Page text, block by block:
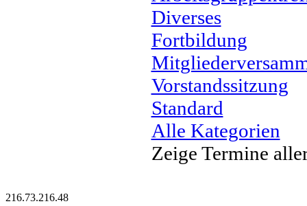
Diverses
Fortbildung
Vorstandssitzung
Standard
Alle Kategorien
Zeige Termine
216.73.216.48